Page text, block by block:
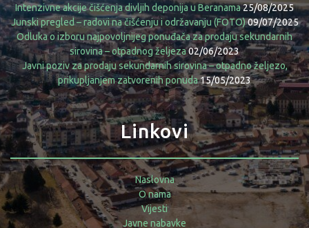
Intenzivne akcije čišćenja divljih deponija u Beranama25/08/2025
Junski pregled – radovi na čišćenju i održavanju (FOTO)09/07/2025
Odluka o izboru najpovoljnijeg ponuđača za prodaju sekundarnih
sirovina – otpadnog željeza02/06/2023
Javni poziv za prodaju sekundarnih sirovina – otpadno željezo,
prikupljanjem zatvorenih ponuda15/05/2023
Linkovi
Naslovna
O nama
Vijesti
Javne nabavke